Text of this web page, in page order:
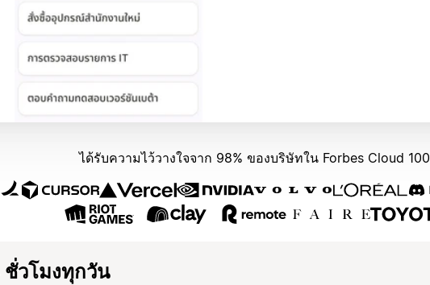
ได้รับความไว้วางใจจาก 98% ของบริษัทใน Forbes Cloud 100
วโมงทุกวัน